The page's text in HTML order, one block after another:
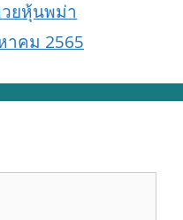
ยหุ้นพม่า
าคม 2565